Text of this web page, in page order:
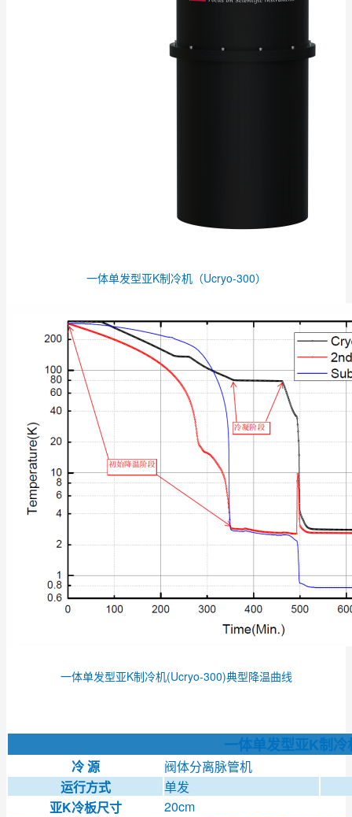
一体单发型亚K制冷机（Ucryo-300）
一体单发型亚K制冷机(Ucryo-300)典型降温曲线
一体单发型亚K制
冷 源
阀体分离脉管机
运行方式
单发
亚K冷板尺寸
20cm